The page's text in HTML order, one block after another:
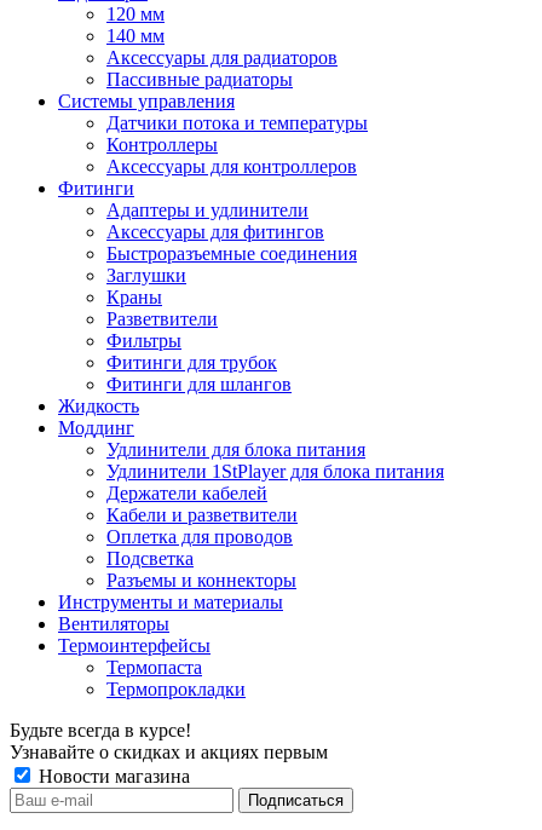
120 мм
140 мм
Аксессуары для радиаторов
Пассивные радиаторы
Системы управления
Датчики потока и температуры
Контроллеры
Аксессуары для контроллеров
Фитинги
Адаптеры и удлинители
Аксессуары для фитингов
Быстроразъемные соединения
Заглушки
Краны
Разветвители
Фильтры
Фитинги для трубок
Фитинги для шлангов
Жидкость
Моддинг
Удлинители для блока питания
Удлинители 1StPlayer для блока питания
Держатели кабелей
Кабели и разветвители
Оплетка для проводов
Подсветка
Разъемы и коннекторы
Инструменты и материалы
Вентиляторы
Термоинтерфейсы
Термопаста
Термопрокладки
Будьте всегда в курсе!
Узнавайте о скидках и акциях первым
Новости магазина